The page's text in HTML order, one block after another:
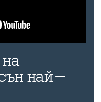
най-